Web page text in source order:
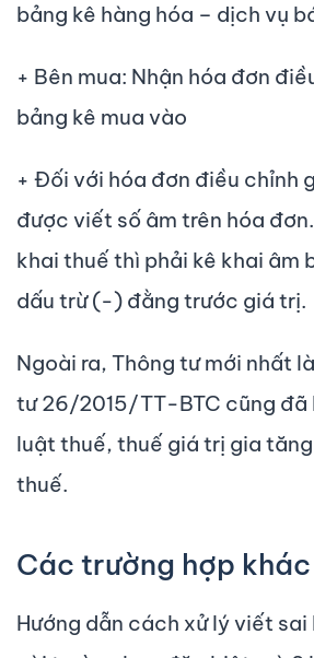
bảng kê hàng hóa – dịch vụ
+ Bên mua: Nhận hóa đơn
bảng kê mua vào
+ Đối với hóa đơn điều chỉnh
được viết số âm trên hóa
khai thuế thì phải kê khai âm
dấu trừ (-) đằng trước giá trị.
Ngoài ra, Thông tư mới nhất
tư 26/2015/TT-BTC cũng đã
luật thuế, thuế giá trị gia
thuế.
Các trường hợp khác
Hướng dẫn cách xử lý viết sai